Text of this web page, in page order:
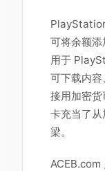
可将余额
用于
可下载内
接用加密
卡充当了
梁。
ACEB.com